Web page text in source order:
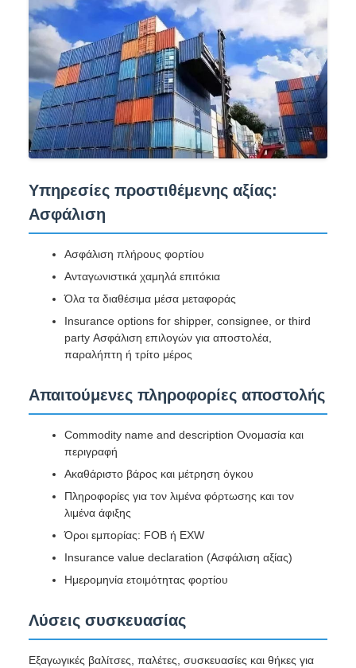
Υπηρεσίες προστιθέμενης αξίας:
Ασφάλιση
Ασφάλιση πλήρους φορτίου
Ανταγωνιστικά χαμηλά επιτόκια
Όλα τα διαθέσιμα μέσα μεταφοράς
Insurance options for shipper, consignee, or third
party Ασφάλιση επιλογών για αποστολέα,
παραλήπτη ή τρίτο μέρος
Απαιτούμενες πληροφορίες αποστολής
Commodity name and description Ονομασία και
περιγραφή
Ακαθάριστο βάρος και μέτρηση όγκου
Πληροφορίες για τον λιμένα φόρτωσης και τον
λιμένα άφιξης
Όροι εμπορίας: FOB ή EXW
Insurance value declaration (Ασφάλιση αξίας)
Ημερομηνία ετοιμότητας φορτίου
Λύσεις συσκευασίας
Εξαγωγικές βαλίτσες, παλέτες, συσκευασίες και θήκες για